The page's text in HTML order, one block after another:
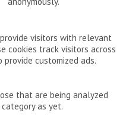
visitors with relevant
cookies track visitors across
customized ads.
that are being analyzed
as yet.